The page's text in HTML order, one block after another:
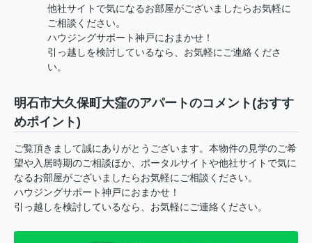
他社サイトで気になるお部屋がございましたらお気軽に
ご相談ください。
ハウジングサポート神戸におまかせ！
引っ越しを検討しているなら、お気軽にご連絡くださ
い。
明石市大久保町大窪のアパートのコメント(おすす
めポイント)
ご覧頂きまして誠にありがとうございます。本物件の見学のご希
望や入居時期のご相談ほか、ポータルサイトや他社サイトで気に
なるお部屋がございましたらお気軽にご相談ください。
ハウジングサポート神戸におまかせ！
引っ越しを検討しているなら、お気軽にご連絡ください。